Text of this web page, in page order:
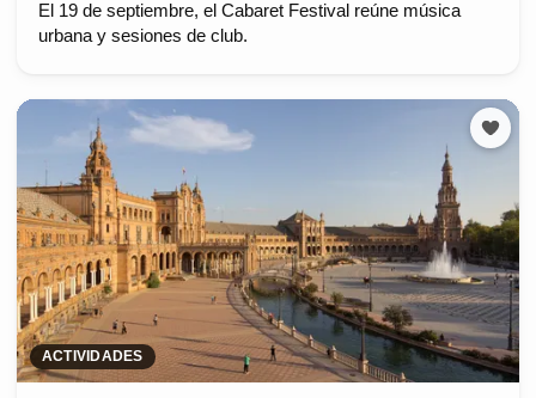
El 19 de septiembre, el Cabaret Festival reúne música
urbana y sesiones de club.
ACTIVIDADES